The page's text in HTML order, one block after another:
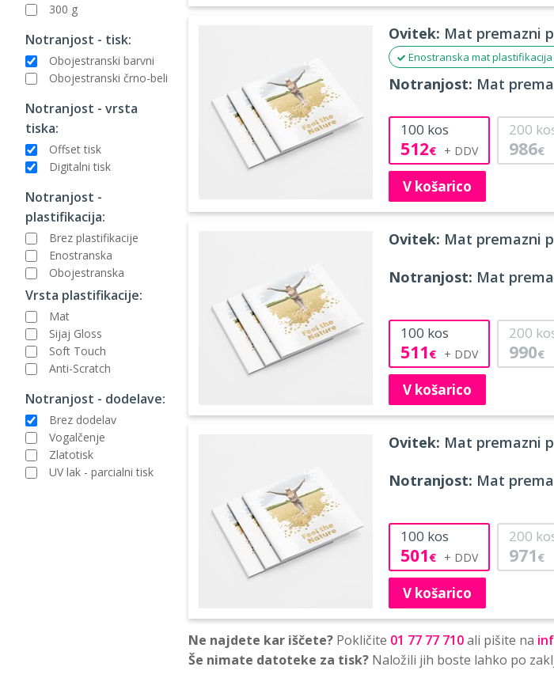
300 g
Notranjost - tisk:
Obojestranski barvni
Obojestranski črno-beli
Notranjost - vrsta
tiska:
Offset tisk
Digitalni tisk
Notranjost -
plastifikacija:
Brez plastifikacije
Enostranska
Obojestranska
Vrsta plastifikacije:
Mat
Sijaj Gloss
Soft Touch
Anti-Scratch
Notranjost - dodelave:
Brez dodelav
Vogalčenje
Zlatotisk
UV lak - parcialni tisk
Ovitek: Mat premazni
Enostranska mat
Notranjost: Mat
100 kos
512€
200
986€
V košarico
Ovitek: Mat premazni
Notranjost: Mat
100 kos
511€
200
990€
V košarico
Ovitek: Mat premazni
Notranjost: Mat
100 kos
501€
200
971 €
V košarico
Ne najdete kar iščete? Pokličite 01 77 77 710ali pišite na
Še nimate datoteke za tisk? Naložili jih boste lahko po